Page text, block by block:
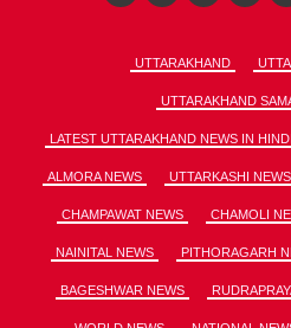
UTTARAKHAND
UTTARAKHAND
LATEST UTTARAKHAND NEWS IN HINDI
ALMORA NEWS UTTARKASHI NEWS
CHAMPAWAT NEWS CHAMOLI
NAINITAL NEWS PITHORAGARH
BAGESHWAR NEWS